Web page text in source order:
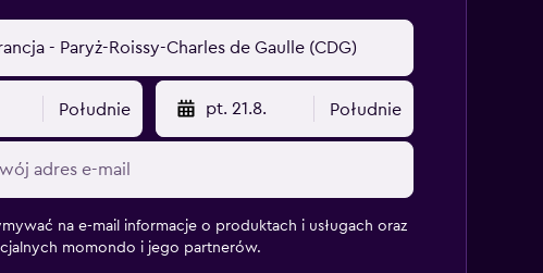
Południe pt. 21.8. Południe
na e-mail informacje o produktach i usługach oraz
momondo i jego partnerów.